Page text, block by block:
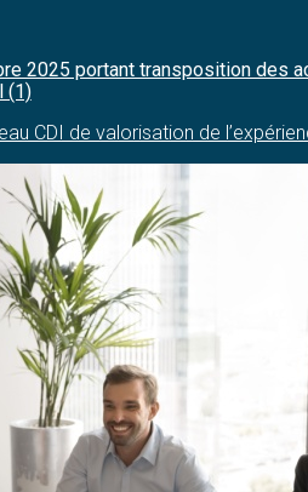
2025 portant transposition des
(1)
CDI de valorisation de